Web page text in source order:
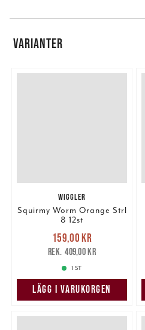
VARIANTER
WIGGLER
Squirmy Worm Orange Strl
8 12st
Nuvarande pris
159,00 krTidigare pris
409,00 kr
159,00 kr
409,00 kr
1 ST
LÄGG I VARUKORGEN